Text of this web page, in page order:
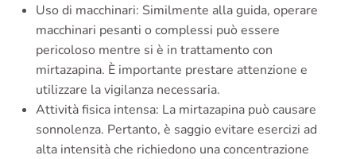
Uso di macchinari: Similmente alla guida, operare
macchinari pesanti o complessi può essere
pericoloso mentre si è in trattamento con
mirtazapina. È importante prestare attenzione e
utilizzare la vigilanza necessaria.
Attività fisica intensa: La mirtazapina può causare
sonnolenza. Pertanto, è saggio evitare esercizi ad
alta intensità che richiedono una concentrazione